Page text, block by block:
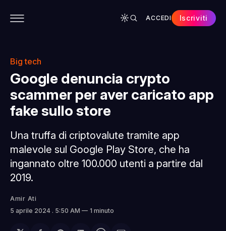
ACCEDI Iscriviti
Big tech
Google denuncia crypto
scammer per aver caricato app
fake sullo store
Una truffa di criptovalute tramite app
malevole sul Google Play Store, che ha
ingannato oltre 100.000 utenti a partire dal
2019.
Amir Ati
5 aprile 2024 . 5:50 AM 1 minuto